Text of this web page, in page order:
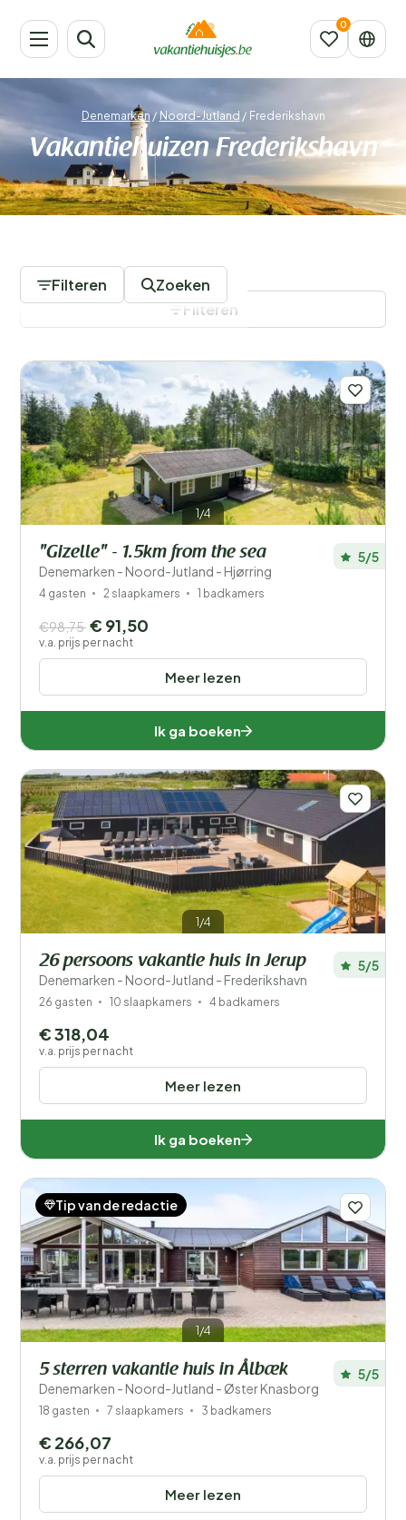
Denemarken / Noord-Jutland / Frederikshavn
Vakantiehuizen Frederikshavn
Filteren Zoeken
Je vakantie
Kies reisdata en je gezelschap
Wanneer?
Aantal gasten?
Afstand
Prijs
Ligging
Kinderen
Type vakantiehuisje
Populaire filters
Voorzieningen
Wellness
Filters opslaan
Filteren
1/4
"Gizelle" - 1.5km from the sea
Denemarken - Noord-Jutland - Hjørring
5/5
4 gasten 2 slaapkamers 1 badkamers
Meer lezen
€98,75 € 91,50
v.a. prijs per nacht
Ik ga boeken
1/4
26 persoons vakantie huis in Jerup
Denemarken - Noord-Jutland - Frederikshavn
5/5
26 gasten 10 slaapkamers 4 badkamers
Meer lezen
€ 318,04
v.a. prijs per nacht
Ik ga boeken
1/4
Tip van de redactie
5 sterren vakantie huis in Ålbæk
Denemarken - Noord-Jutland - Øster Knasborg
5/5
18 gasten 7 slaapkamers 3 badkamers
Meer lezen
€ 266,07
v.a. prijs per nacht